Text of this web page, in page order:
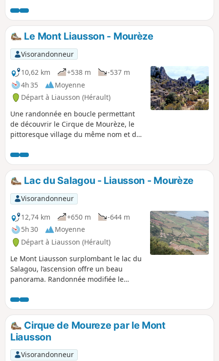
Le Mont Liausson - Mourèze
Visorandonneur
10,62 km
+538 m
-537 m
4h 35
Moyenne
Départ à Liausson (Hérault)
Une randonnée en boucle permettant
de découvrir le Cirque de Mourèze, le
pittoresque village du même nom et de
sur le Lac du Salagou. Randonnée
modifiée le 11/05/2023 avec Hérault
Tourisme. Voir informations pratiques.
Cette randonnée est susceptible d'être
interdite en fonction du niveau de
risque des incendies. Pensez à consulter
la carte.
Lac du Salagou - Liausson - Mourèze
Visorandonneur
12,74 km
+650 m
-644 m
5h 30
Moyenne
Départ à Liausson (Hérault)
Le Mont Liausson surplombant le lac du
Salagou, l’ascension offre un beau
panorama. Randonnée modifiée le
informations pratiques. Cette
randonnée est susceptible d'être
interdite en fonction du niveau de
risque des incendies. Pensez à
consulter la carte.
Cirque de Moureze par le Mont
Liausson
Visorandonneur